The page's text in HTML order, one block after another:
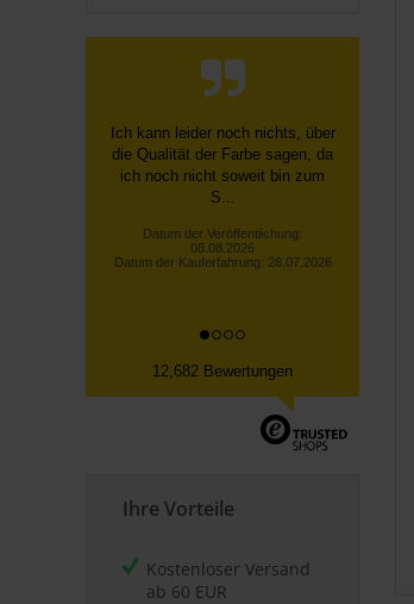
Alles bestens.
Datum der Veröffentlichung:
08.08.2026
Datum der Kauferfahrung: 30.07.2026
12,682 Bewertungen
Ihre Vorteile
Kostenloser Versand
ab 60 EUR